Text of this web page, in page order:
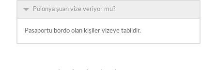
Polonya şuan vize veriyor mu?
Pasaportu bordo olan kişiler vizeye tabiidir.